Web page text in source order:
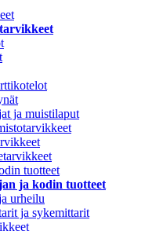
ja muistilaput
tuotteet
ja kodin tuotteet
urheilu
ja sykemittarit